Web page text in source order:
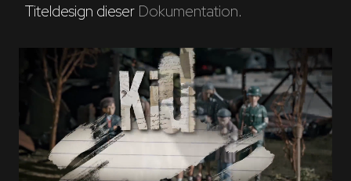
DEU ENG Suche
Titeldesign dieser Dokumentation.